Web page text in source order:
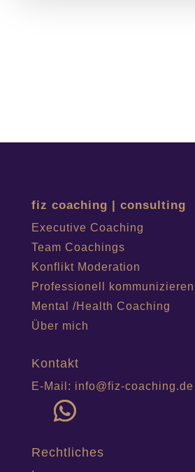
fiz coaching | consulting
Executive Coaching
Team Coachings
Konflikt Moderation
Professionell kommunizieren
Mental /Health Coaching
Über mich
Kontakt
E-Mail: info@fiz-coaching.de
Rechtliches